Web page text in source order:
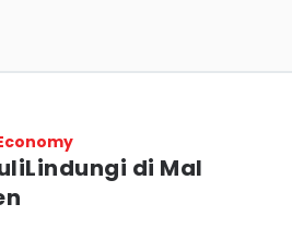
di Mal